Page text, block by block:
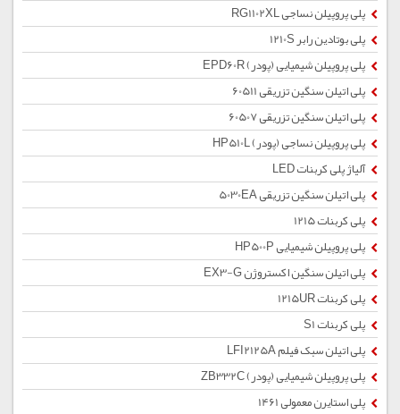
پلی پروپیلن نساجی RG1102XL
پلی بوتادین رابر 1210S
پلی پروپیلن شیمیایی (پودر) EPD60R
پلی اتیلن سنگین تزریقی 60511
پلی اتیلن سنگین تزریقی 60507
پلی پروپیلن نساجی (پودر) HP510L
آلیاژ پلی کربنات LED
پلی اتیلن سنگین تزریقی 5030EA
پلی کربنات 1215
پلی پروپیلن شیمیایی HP500P
پلی اتیلن سنگین اکستروژن EX3-G
پلی کربنات 1215UR
پلی کربنات S1
پلی اتیلن سبک فیلم LFI2125A
پلی پروپیلن شیمیایی (پودر) ZB332C
پلی استایرن معمولی 1461